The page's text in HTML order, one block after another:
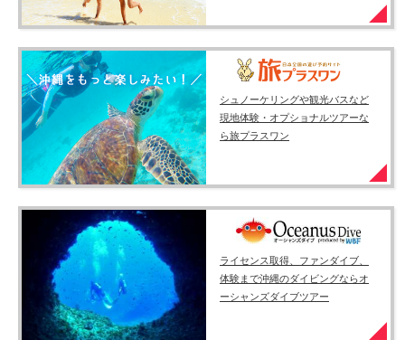
シュノーケリングや観光バスなど
現地体験・オプショナルツアーな
ら旅プラスワン
ライセンス取得、ファンダイブ、
体験まで沖縄のダイビングならオ
ーシャンズダイブツアー